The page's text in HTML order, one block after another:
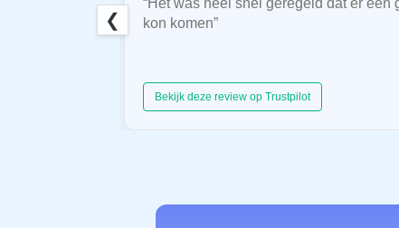
kon komen”
Bekijk deze review op Trustpilot
❮